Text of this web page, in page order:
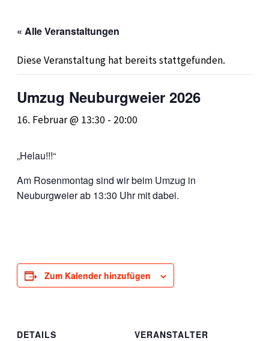
« Alle Veranstaltungen
Diese Veranstaltung hat bereits stattgefunden.
Umzug Neuburgweier 2026
16. Februar @ 13:30 - 20:00
„Helau!!!“
Am Rosenmontag sind wir beim Umzug in
Neuburgweier ab 13:30 Uhr mit dabei.
Zum Kalender hinzufügen
DETAILS
VERANSTALTER